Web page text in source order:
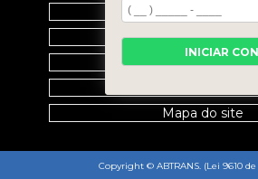
Empresa
Galeria
Contato
Mapa do site
Copyright © ABTRANS. (Lei 9610 de
INICIAR